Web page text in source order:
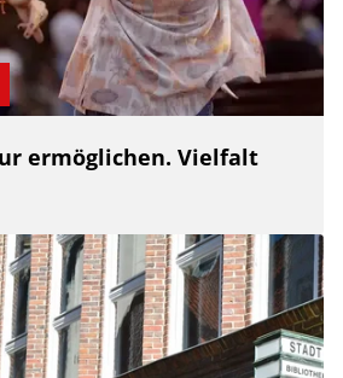
ermöglichen. Vielfalt